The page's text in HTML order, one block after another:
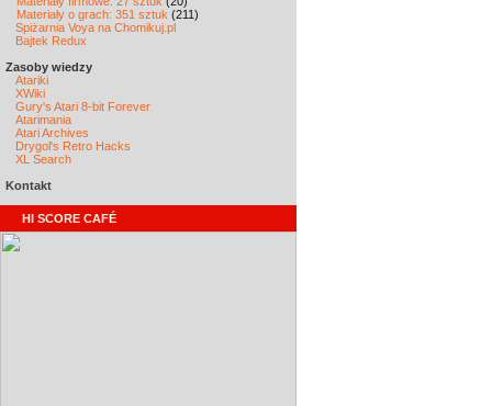
Materiały o grach: 351 sztuk (211)
Spiżarnia Voya na Chomikuj.pl
Bajtek Redux
Zasoby wiedzy
Atariki
XWiki
Gury's Atari 8-bit Forever
Atarimania
Atari Archives
Drygol's Retro Hacks
XL Search
Kontakt
HI SCORE CAFÉ